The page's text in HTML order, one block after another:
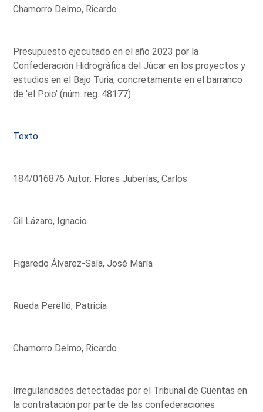
Chamorro Delmo, Ricardo
Presupuesto ejecutado en el año 2023 por la
Confederación Hidrográfica del Júcar en los proyectos y
estudios en el Bajo Turia, concretamente en el barranco
de 'el Poio' (núm. reg. 48177)
Texto
184/016876 Autor: Flores Juberías, Carlos
Gil Lázaro, Ignacio
Figaredo Álvarez-Sala, José María
Rueda Perelló, Patricia
Chamorro Delmo, Ricardo
Irregularidades detectadas por el Tribunal de Cuentas en
la contratación por parte de las confederaciones